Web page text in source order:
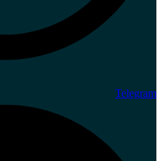
Telegram